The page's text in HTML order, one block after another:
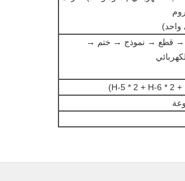
→ قطع → نموذج → ختم →